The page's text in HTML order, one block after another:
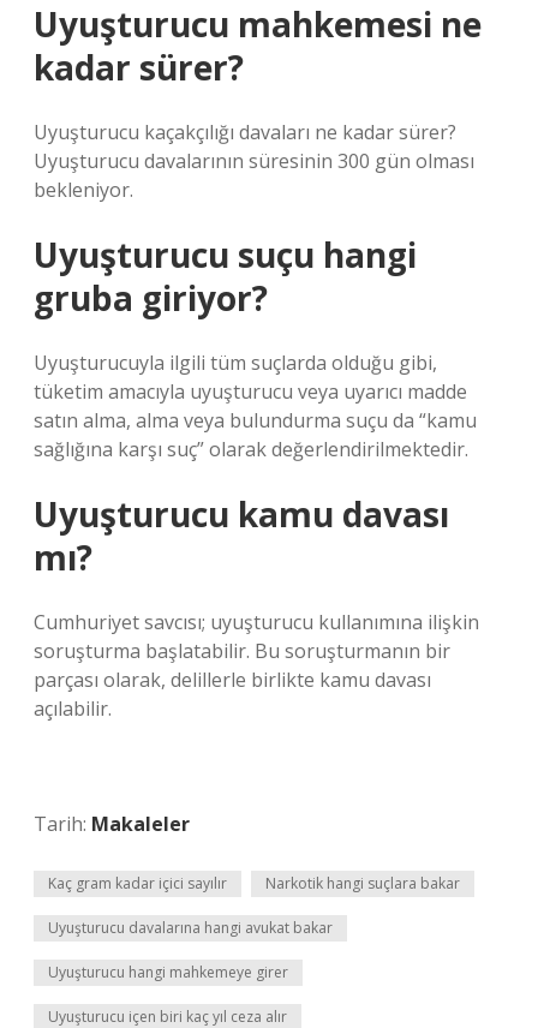
Uyuşturucu mahkemesi ne
kadar sürer?
Uyuşturucu kaçakçılığı davaları ne kadar sürer?
Uyuşturucu davalarının süresinin 300 gün olması
bekleniyor.
Uyuşturucu suçu hangi
gruba giriyor?
Uyuşturucuyla ilgili tüm suçlarda olduğu gibi,
tüketim amacıyla uyuşturucu veya uyarıcı madde
satın alma, alma veya bulundurma suçu da “kamu
sağlığına karşı suç” olarak değerlendirilmektedir.
Uyuşturucu kamu davası
mı?
Cumhuriyet savcısı; uyuşturucu kullanımına ilişkin
soruşturma başlatabilir. Bu soruşturmanın bir
parçası olarak, delillerle birlikte kamu davası
açılabilir.
Tarih: Makaleler
Kaç gram kadar içici sayılır Narkotik hangi suçlara bakar
Uyuşturucu davalarına hangi avukat bakar
Uyuşturucu hangi mahkemeye girer
Uyuşturucu içen biri kaç yıl ceza alır